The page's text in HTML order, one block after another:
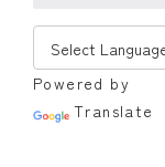
Powered by
Translate